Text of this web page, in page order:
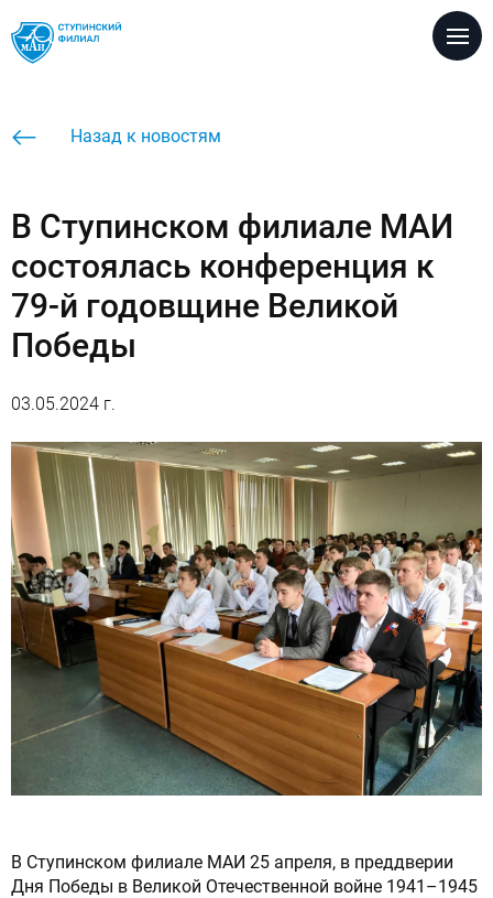
Версия для
слабовидящих
A A
A A A A
Настройка межбуквенных интервалов
Абв Абв Абв
Настройка вида шрифта
A A
Сброс настроек
Назад к новостям
В Ступинском филиале МАИ
состоялась конференция к
79-й годовщине Великой
Победы
03.05.2024 г.
В Ступинском филиале МАИ 25 апреля, в преддверии
Дня Победы в Великой Отечественной войне 1941–1945